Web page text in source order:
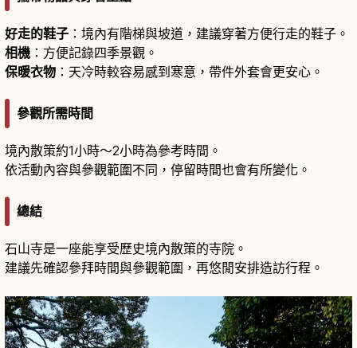
好走的鞋子 ：境內有階梯與坡道，建議穿著方便行走的鞋子。
相機 ：方便記錄四季景觀。
保暖衣物 ：天冷時較容易感到寒意，帶件外套會更安心。
參觀所需時間
境內散策約1小時～2小時為參考時間。
依活動內容與參觀範圍不同，停留時間也會有所變化。
總結
石山寺是一座能享受歷史境內散策的寺院。
建議先確認參拜時間與參觀範圍，再悠閒安排造訪行程。